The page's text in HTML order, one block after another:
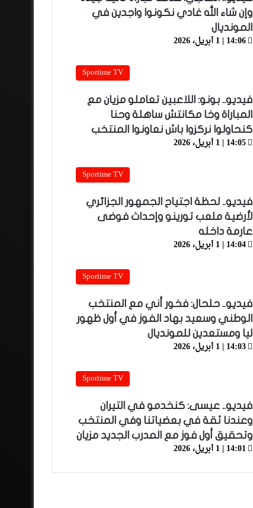
وإن شاء الله غادي نكونوا واجدين في
المونديال
14:06 | 1 أبريل، 2026
Sportime TV
فيديو.. بونو: اللاعبين تعاملو مزيان مع
المباراة وخا مكانتش ساهلة وحنا
كنحاولوا نركزوا باش نعاونوا المنتخب
14:05 | 1 أبريل، 2026
Sportime TV
فيديو.. لحظة اجتياح الجمهور الجزائري
لأرضية ملعب تورينو وإحداث فوضى
عارمة داخله
14:04 | 1 أبريل، 2026
Sportime TV
فيديو.. حلحال: فخور أني مع المنتخب
الوطني وسعيد بهاد الفوز في أول ظهور
ليا ومستعدين للمونديال
14:03 | 1 أبريل، 2026
Sportime TV
فيديو.. عيسى: كنخدمو في التيران
وعندنا ثقة في بعضياتنا وفي المنتخب
وتحقيق أول فوز مع المدرب الجديد مزيان
14:01 | 1 أبريل، 2026